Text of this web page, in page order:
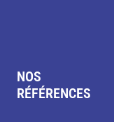
NOS
RÉFÉRENCES